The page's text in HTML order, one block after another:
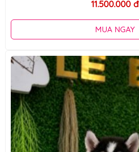
11.500.000 đ
MUA NGAY